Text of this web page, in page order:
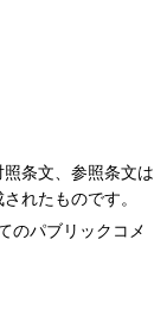
条文、参照条文は
れたものです。
のパブリックコメ